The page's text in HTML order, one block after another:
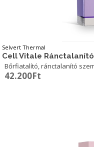
Selvert Thermal
Cell Vitale
Bőrfiatalító, ránctalanító
42.200Ft